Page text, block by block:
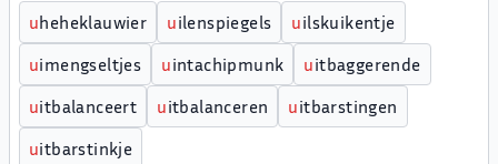
uheheklauwier uilenspiegels uilskuikentje
uimengseltjes uintachipmunk uitbaggerende
uitbalanceert uitbalanceren uitbarstingen
uitbarstinkje